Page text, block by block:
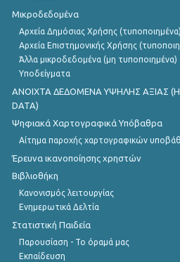
Μικροδεδομένα
Αρχεία Δημόσιας Χρήσης (τυποποιημένα)
Αρχεία Επιστημονικής Χρήσης
Άλλα μικροδεδομένα (μη τυποποιημένα)
Υποδείγματα
ANOIXTA ΔΕΔΟΜΕΝΑ ΥΨΗΛΗΣ ΑΞΙΑΣ
DATA)
Ψηφιακά Χαρτογραφικά Υπόβαθρα
Αίτημα παροχής χαρτογραφικών
Έρευνα ικανοποίησης χρηστών
Βιβλιοθήκη
Κανονισμός λειτουργίας
Ενημερωτικά Δελτία
Στατιστική Παιδεία
Παρουσίαση - Το όραμά μας
Εκπαίδευση